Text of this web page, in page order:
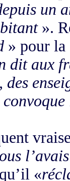
un
».
» pour la
dit aux
«